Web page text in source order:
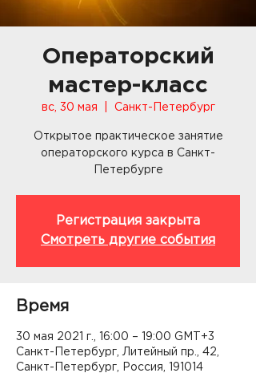
Операторский
мастер-класс
вс, 30 мая Санкт-Петербург
Открытое практическое занятие
операторского курса в Санкт-
Петербурге
Регистрация закрыта
Смотреть другие события
Время
30 мая 2021 г., 16:00 – 19:00 GMT+3
Санкт-Петербург, Литейный пр., 42,
Санкт-Петербург, Россия, 191014